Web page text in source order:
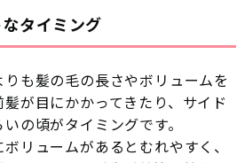
タイミング
も髪の毛の長さやボリュームを
が目にかかってきたり、サイド
の頃がタイミングです。
リュームがあるとむれやすく、